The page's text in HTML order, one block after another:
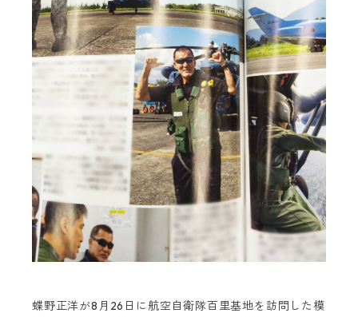
蝶野正洋が8月26日に航空自衛隊百里基地を訪問した模